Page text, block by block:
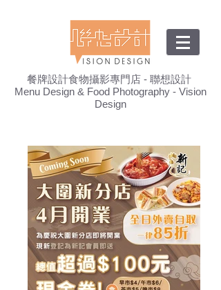
餐牌設計食物攝影專門店 - 聯想設計
Menu Design & Food Photography - Vision
Design